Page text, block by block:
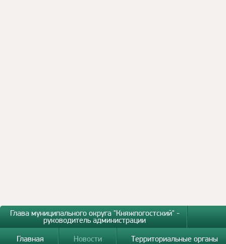
Глава муниципального округа "Княжпогостский" -
руководитель администрации
Главная
Новости Территориальные органы